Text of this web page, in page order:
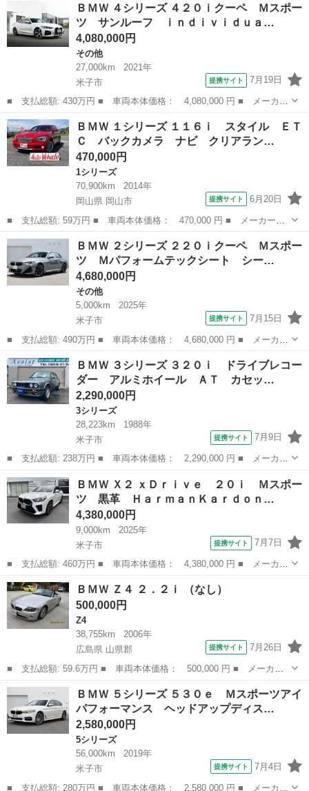
ｉ ｘＤｒｉｖｅ Ｍスポーツブレーキ Ｍリアスポイラー ジェス
チャーコン...
ＢＭＷ ４シリーズ ４２０ｉクーペ Ｍスポー
ツ サンルーフ ｉｎｄｉｖｉｄｕａ…
4,080,000円
その他
27,000km
2021年
米子市
提携サイト 7月19日
■ 支払総額: 430万円 ■ 車両本体価格： 4,080,000 円 ■ メーカー
名： ＢＭＷ ■ 車種名： ４シリーズ ■ グレード名： ４２０ｉ
クーペ Ｍスポーツ サンルーフ ｉｎｄｉｖｉｄｕａ１９ＡＷ コ
ンフォート...
鳥取 米子市
ＢＭＷ １シリーズ １１６ｉ スタイル ＥＴ
Ｃ バックカメラ ナビ クリアラン…
470,000円
1シリーズ
70,900km
2014年
岡山県 岡山市
提携サイト 6月20日
■ 支払総額: 59万円 ■ 車両本体価格： 470,000 円 ■ メーカー
名： ＢＭＷ ■ 車種名： １シリーズ ■ グレード名： １１６
ｉ スタイル ＥＴＣ バックカメラ ナビ クリアランスソナー
アルミホイール オ...
岡山 岡山市
ＢＭＷ ２シリーズ ２２０ｉクーペ Ｍスポー
ツ Ｍパフォームテックシート シー…
4,680,000円
その他
5,000km
2025年
米子市
提携サイト 7月15日
■ 支払総額: 490万円 ■ 車両本体価格： 4,680,000 円 ■ メーカー
名： ＢＭＷ ■ 車種名： ２シリーズ ■ グレード名： ２２０ｉ
クーペ Ｍスポーツ Ｍパフォームテックシート シートヒーター
カーブドデ...
鳥取 米子市
ＢＭＷ ３シリーズ ３２０ｉ ドライブレコー
ダー アルミホイール ＡＴ カセッ…
2,290,000円
3シリーズ
28,223km
1988年
米子市
提携サイト 7月9日
■ 支払総額: 238万円 ■ 車両本体価格： 2,290,000 円 ■ メーカー
名： ＢＭＷ ■ 車種名： ３シリーズ ■ グレード名： ３２０
ｉ ドライブレコーダー アルミホイール ＡＴ カセット エアコ
ン パワース...
鳥取 米子市
ＢＭＷ Ｘ２ ｘＤｒｉｖｅ ２０ｉ Ｍスポー
ツ 黒革 ＨａｒｍａｎＫａｒｄｏｎ…
4,380,000円
9,000km
2025年
米子市
提携サイト 7月7日
■ 支払総額: 460万円 ■ 車両本体価格： 4,380,000 円 ■ メーカー
名： ＢＭＷ ■ 車種名： Ｘ２ ■ グレード名： ｘＤｒｉｖｅ
２０ｉ Ｍスポーツ 黒革 ＨａｒｍａｎＫａｒｄｏｎスピーカー
ヘッドアッ...
鳥取 米子市 BMW
ＢＭＷ Ｚ４ ２．２ｉ （なし）
500,000円
Z4
38,755km
2006年
広島県 山県郡
提携サイト 7月26日
■ 支払総額: 59.6万円 ■ 車両本体価格： 500,000 円 ■ メーカー
名： ＢＭＷ ■ 車種名： Ｚ４ ■ グレード名： ２．２ｉ ■ 排
気量： 2200cc ■ ドア枚数： オープン ■ ミッション： AT5...
広島 山県郡
ＢＭＷ ５シリーズ ５３０ｅ Ｍスポーツアイ
パフォーマンス ヘッドアップディス…
2,580,000円
5シリーズ
56,000km
2019年
米子市
提携サイト 7月4日
■ 支払総額: 280万円 ■ 車両本体価格： 2,580,000 円 ■ メーカー